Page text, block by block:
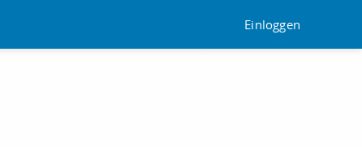
Einloggen